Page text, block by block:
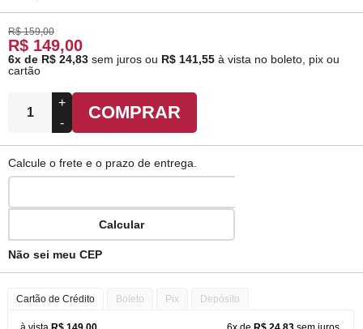
R$ 159,00
R$ 149,00
6x de R$ 24,83 sem juros ou R$ 141,55 à vista no boleto, pix ou
cartão
+
-
COMPRAR
Calcule o frete e o prazo de entrega.
Calcular
Não sei meu CEP
Cartão de Crédito Boleto Pix Depósito